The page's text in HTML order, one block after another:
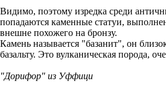
Видимо, поэтому изредка среди
попадаются каменные статуи,
внешне похожего на бронзу.
Камень называется "базанит", он
базальту. Это вулканическая порода,
"Дорифор" из Уффици